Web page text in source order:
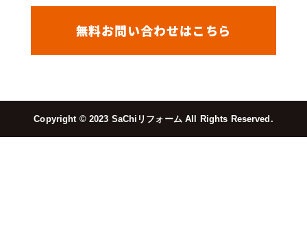
無料お問い合わせはこちら
Copyright ©︎ 2023 SaChiリフォーム All Rights Reserved.